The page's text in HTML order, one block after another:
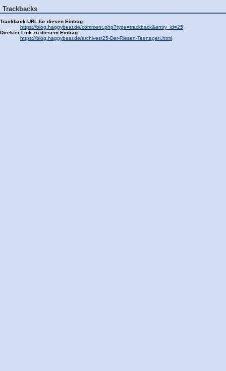
Trackbacks
Trackback-URL für diesen Eintrag:
https://blog.haggybear.de/comment.php?type=trackback&entry_id=25
Direkter Link zu diesem Eintrag:
https://blog.haggybear.de/archives/25-Der-Riesen-Teenager!.html